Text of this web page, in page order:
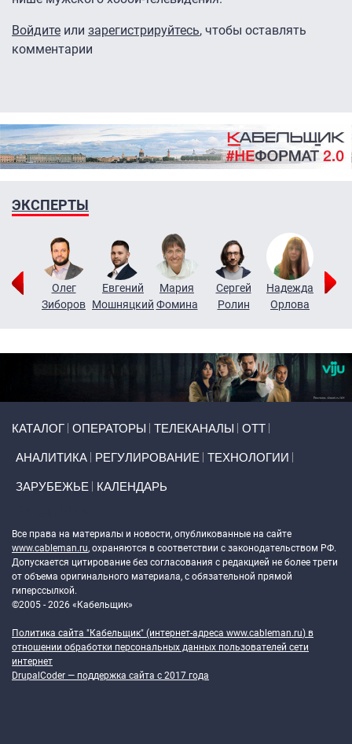
Войдите или зарегистрируйтесь, чтобы оставлять
комментарии
ЭКСПЕРТЫ
Олег
Зиборов
Евгений
Мошняцкий
Мария
Фомина
Сергей
Ролин
Надежда
Орлова
КАТАЛОГ ОПЕРАТОРЫ ТЕЛЕКАНАЛЫ ОТТ
АНАЛИТИКА РЕГУЛИРОВАНИЕ ТЕХНОЛОГИИ
ЗАРУБЕЖЬЕ КАЛЕНДАРЬ
Все права на материалы и новости, опубликованные на сайте
www.cableman.ru, охраняются в соответствии с законодательством РФ.
Допускается цитирование без согласования с редакцией не более трети
от объема оригинального материала, с обязательной прямой
гиперссылкой.
©2005 - 2026 «Кабельщик»
Политика сайта "Кабельщик" (интернет-адреса www.cableman.ru) в
отношении обработки персональных данных пользователей сети
интернет
DrupalCoder — поддержка сайта c 2017 года